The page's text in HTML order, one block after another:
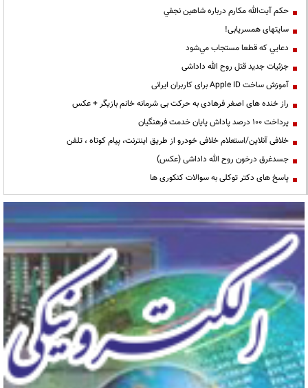
حكم آيت‌الله مكارم درباره شاهين نجفي
سایتهای همسریابی!
دعايي كه قطعا مستجاب مي‌شود
جزئیات جدید قتل روح الله داداشی
آموزش ساخت Apple ID برای کاربران ایرانی
راز خنده های اصغر فرهادی به حرکت بی شرمانه خانم بازیگر + عکس
پرداخت ۱۰۰ درصد پاداش پایان خدمت فرهنگیان
خلافی آنلاین/استعلام خلافی خودرو از طریق اینترنت، پیام کوتاه ، تلفن
جسدغرق درخون روح الله داداشی (عکس)
پاسخ های دکتر توکلی به سوالات کنکوری ها